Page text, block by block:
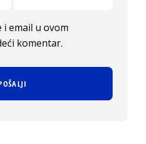
i email u ovom
komentar.